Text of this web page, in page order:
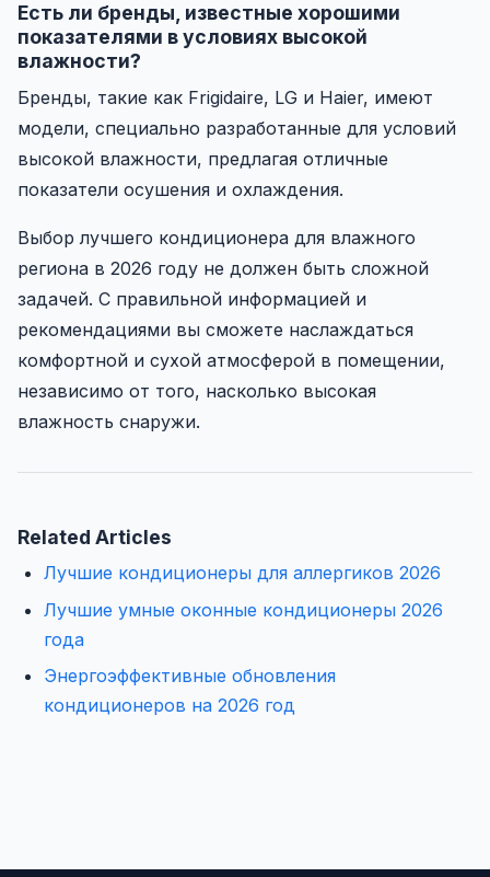
Есть ли бренды, известные хорошими
показателями в условиях высокой
влажности?
Бренды, такие как Frigidaire, LG и Haier, имеют
модели, специально разработанные для условий
высокой влажности, предлагая отличные
показатели осушения и охлаждения.
Выбор лучшего кондиционера для влажного
региона в 2026 году не должен быть сложной
задачей. С правильной информацией и
рекомендациями вы сможете наслаждаться
комфортной и сухой атмосферой в помещении,
независимо от того, насколько высокая
влажность снаружи.
Related Articles
Лучшие кондиционеры для аллергиков 2026
Лучшие умные оконные кондиционеры 2026
года
Энергоэффективные обновления
кондиционеров на 2026 год